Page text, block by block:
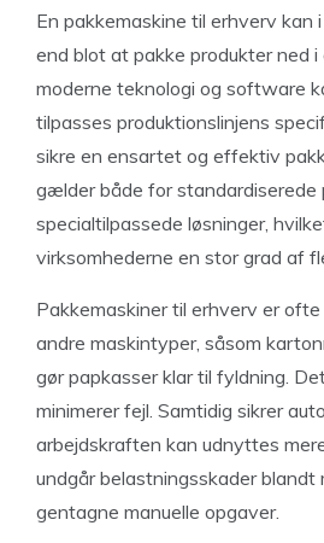
En pakkemaskine til erhverv kan
end blot at pakke produkter ned
moderne teknologi og software
tilpasses produktionslinjens
sikre en ensartet og effektiv
gælder både for standardiserede
specialtilpassede løsninger,
virksomhederne en stor grad af
Pakkemaskiner til erhverv er
andre maskintyper, såsom
gør papkasser klar til fyldning.
minimerer fejl. Samtidig sikrer
arbejdskraften kan udnyttes
undgår belastningsskader blandt
gentagne manuelle opgaver.